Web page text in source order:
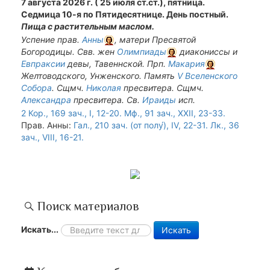
Седмица 10-я по Пятидесятнице. День постный.
Пища с растительным маслом.
Успение прав. Анны
, матери Пресвятой
Богородицы. Свв. жен Олимпиады
диакониссы и
Евпраксии девы, Тавеннской. Прп. Макария
Желтоводского, Унженского. Память V Вселенского
Собора. Сщмч. Николая пресвитера. Сщмч.
Александра пресвитера. Св. Ираиды исп.
2 Кор., 169 зач., I, 12-20. Мф., 91 зач., XXII, 23-33.
Прав. Анны: Гал., 210 зач. (от полу́), IV, 22-31. Лк., 36
зач., VIII, 16-21.
Поиск материалов
Искать... Искать